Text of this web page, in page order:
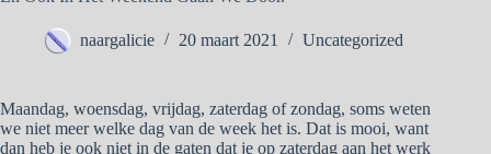
naargalicie 20 maart 2021 Uncategorized
Maandag, woensdag, vrijdag, zaterdag of zondag, soms weten
we niet meer welke dag van de week het is. Dat is mooi, want
dan heb je ook niet in de gaten dat je op zaterdag aan het werk